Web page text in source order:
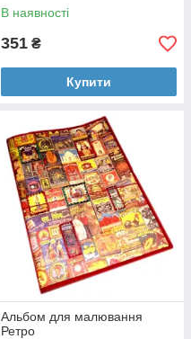
В наявності
351 ₴
Купити
Альбом для малювання
Ретро